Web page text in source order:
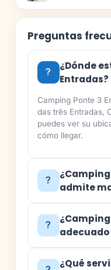
Preguntas
¿Dónde
Entradas?
Camping Ponte 3
das três Entradas,
puedes ver su
cómo llegar.
admite
¿Qué